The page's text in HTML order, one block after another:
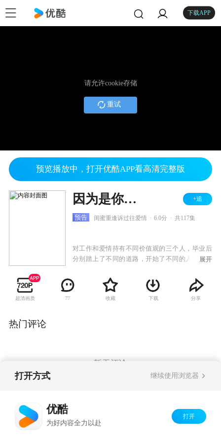
下载APP
请允许cookie存储
重试
预览播放中，打开优酷APP看高清完整版
因为是你才喜欢 +追
预告 闺蜜重逢诉过往爱情 6.0分 共117集
对工作和爱情持有不同价值观的三个人，毕业后
分别踏上了不同的道路，开始了不同的人生。多
合，体验了人生百态，她们坐在一起，开始讲述
各自的故事。
展开
超清画质 77 收藏 下载 分享
热门评论
暂无评论
打开方式 继续使用浏览器
优酷
为好内容全力以赴
打开